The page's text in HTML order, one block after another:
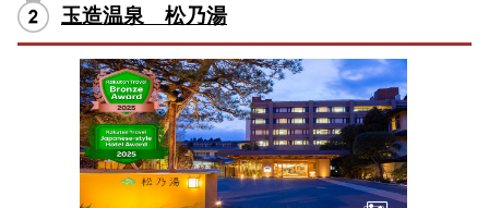
玉造温泉 松乃湯